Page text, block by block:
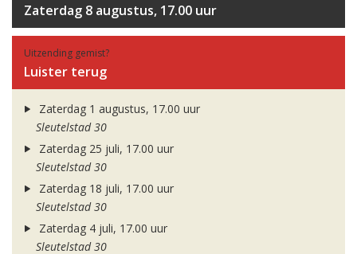
Zaterdag 8 augustus, 17.00 uur
Uitzending gemist?
Luister terug
Zaterdag 1 augustus, 17.00 uur
Sleutelstad 30
Zaterdag 25 juli, 17.00 uur
Sleutelstad 30
Zaterdag 18 juli, 17.00 uur
Sleutelstad 30
Zaterdag 4 juli, 17.00 uur
Sleutelstad 30